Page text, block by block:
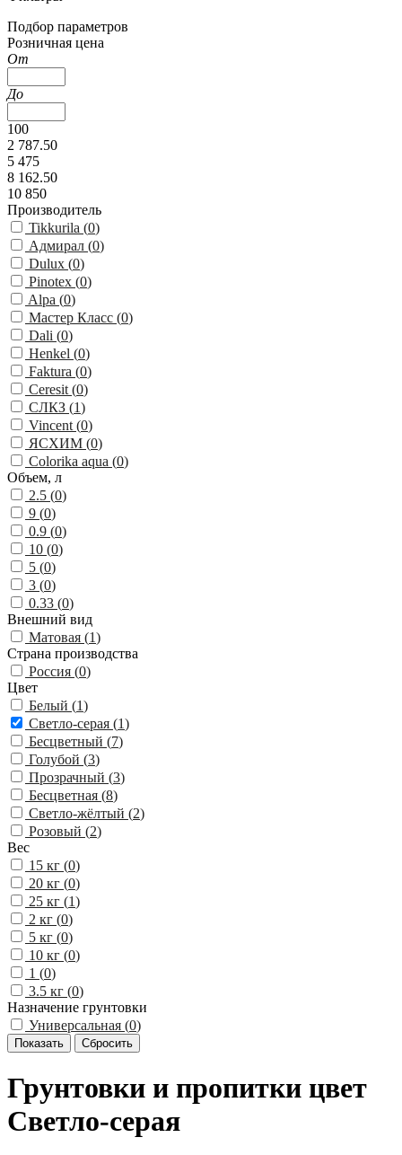
Подбор параметров
Розничная цена
От
До
100
2 787.50
5 475
8 162.50
10 850
Производитель
Tikkurila (0)
Адмирал (0)
Dulux (0)
Pinotex (0)
Alpa (0)
Мастер Класс (0)
Dali (0)
Henkel (0)
Faktura (0)
Ceresit (0)
СЛКЗ (1)
Vincent (0)
ЯСХИМ (0)
Colorika aqua (0)
Объем, л
2.5 (0)
9 (0)
0.9 (0)
10 (0)
5 (0)
3 (0)
0.33 (0)
Внешний вид
Матовая (1)
Страна производства
Россия (0)
Цвет
Белый (1)
Светло-серая (1)
Бесцветный (7)
Голубой (3)
Прозрачный (3)
Бесцветная (8)
Светло-жёлтый (2)
Розовый (2)
Вес
15 кг (0)
20 кг (0)
25 кг (1)
2 кг (0)
5 кг (0)
10 кг (0)
1 (0)
3.5 кг (0)
Назначение грунтовки
Универсальная (0)
Грунтовки и пропитки цвет
Светло-серая